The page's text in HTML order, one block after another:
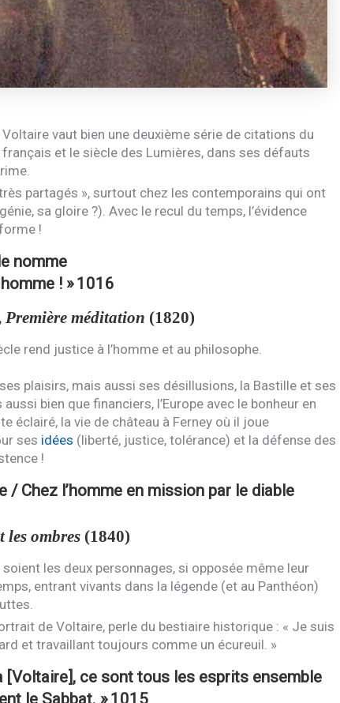
vaut bien une deuxième série de citations du
et le siècle des Lumières, dans ses défauts
partagés », surtout chez les contemporains qui ont
sa gloire ?). Avec le recul du temps, l’évidence
!
nomme
! »1016
Première méditation (1820)
rend justice à l’homme et au philosophe.
plaisirs, mais aussi ses désillusions, la Bastille et ses
bien que financiers, l’Europe avec le bonheur en
éclairé, la vie de château à Ferney où il joue
ses idées (liberté, justice, tolérance) et la défense des
!
Chez l’homme en mission par le diable
les ombres(1840)
les deux personnages, si opposée même leur
entrant vivants dans la légende (et au Panthéon)
de Voltaire, perle du bestiaire historique : « Je suis
et travaillant toujours comme un écureuil. »
[Voltaire], ce sont tous les esprits ensemble
le Sabbat. »1015